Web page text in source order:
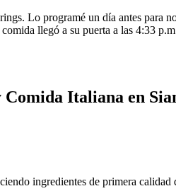
Lo programé un día antes para
llegó a su puerta a las 4:33
Italiana en
ingredientes de primera